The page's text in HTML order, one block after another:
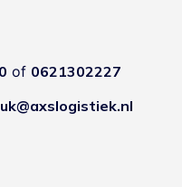
of 0621302227